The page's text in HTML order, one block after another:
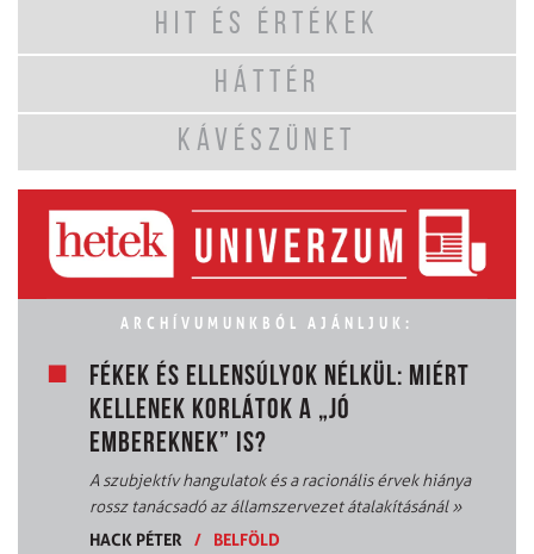
HIT ÉS ÉRTÉKEK
HÁTTÉR
KÁVÉSZÜNET
ARCHÍVUMUNKBÓL AJÁNLJUK:
FÉKEK ÉS ELLENSÚLYOK NÉLKÜL: MIÉRT
KELLENEK KORLÁTOK A „JÓ
EMBEREKNEK” IS?
A szubjektív hangulatok és a racionális érvek hiánya
rossz tanácsadó az államszervezet átalakításánál»
HACK PÉTER
/ BELFÖLD